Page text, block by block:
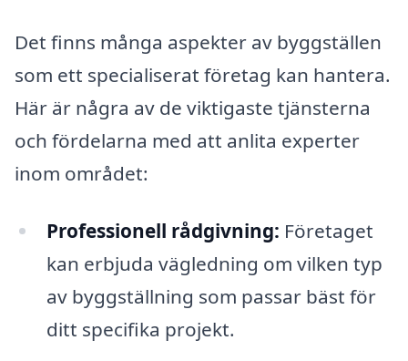
Det finns många aspekter av byggställen
som ett specialiserat företag kan hantera.
Här är några av de viktigaste tjänsterna
och fördelarna med att anlita experter
inom området:
Professionell rådgivning: Företaget
kan erbjuda vägledning om vilken typ
av byggställning som passar bäst för
ditt specifika projekt.